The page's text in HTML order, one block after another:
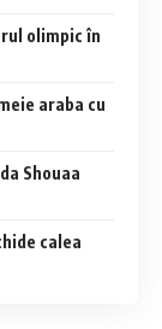
olimpic în
araba cu
Shouaa
calea